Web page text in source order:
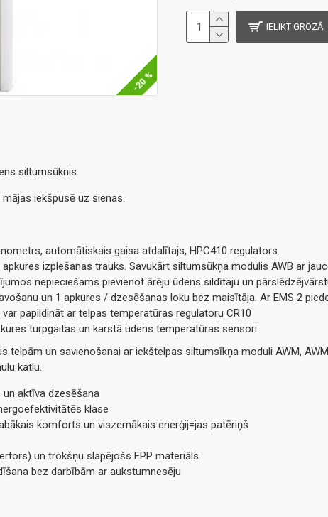
-20 %
IELIKT GROZĀ
siltumsūknis.
iekšpusē uz sienas.
automātiskais gaisa atdalītajs, HPC410 regulators.
izplešanas trauks. Savukārt siltumsūkņa modulis AWB ar
nepieciešams pievienot ārēju ūdens sildītaju un
un 1 apkures / dzesēšanas loku bez maisītāja. Ar EMS 2
papildināt ar telpas temperatūras regulatoru CR10
turpgaitas un karstā udens temperatūras sensori.
telpām un savienošanai ar iekštelpas siltumsīkņa moduli AWM,
katlu.
un aktīva dzesēšana
klase
komforts un viszemākais enerģij=jas patēriņš
un trokšņu slapējošs EPP materiāls
bez darbībām ar aukstumnesēju